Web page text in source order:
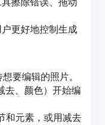
更好地控制生成
要编辑的照片。
去、颜色）开始编
和元素，或用减去